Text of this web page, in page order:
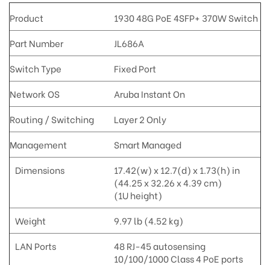
Product
1930 48G PoE 4SFP+ 370W Switch
Part Number
JL686A
Switch Type
Fixed Port
Network OS
Aruba Instant On
Routing / Switching
Layer 2 Only
Management
Smart Managed
Dimensions
17.42(w) x 12.7(d) x 1.73(h) in
(44.25 x 32.26 x 4.39 cm)
(1U height)
Weight
9.97 lb (4.52 kg)
LAN Ports
48 RJ-45 autosensing
10/100/1000 Class 4 PoE ports